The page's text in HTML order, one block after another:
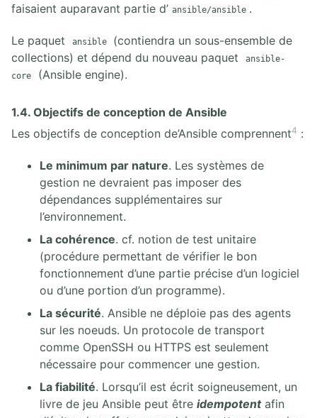
faisaient auparavant partie d’ ansible/ansible .
Le paquet ansible
(contiendra un sous-ensemble de
collections) et dépend du nouveau paquet
ansible-
core
(Ansible engine).
1.4. Objectifs de conception de Ansible
Les objectifs de conception de’Ansible comprennent4 :
Le minimum par nature. Les systèmes de
gestion ne devraient pas imposer des
dépendances supplémentaires sur
l’environnement.
La cohérence. cf. notion de test unitaire
(procédure permettant de vérifier le bon
fonctionnement d’une partie précise d’un logiciel
ou d’une portion d’un programme).
La sécurité. Ansible ne déploie pas des agents
sur les noeuds. Un protocole de transport
comme OpenSSH ou HTTPS est seulement
nécessaire pour commencer une gestion.
La fiabilité. Lorsqu’il est écrit soigneusement, un
livre de jeu Ansible peut être idempotentafin